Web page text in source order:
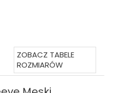
ZOBACZ TABELE
ROZMIARÓW